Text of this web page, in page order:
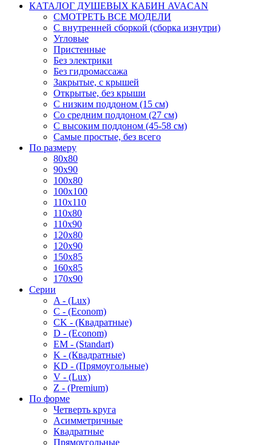
КАТАЛОГ ДУШЕВЫХ КАБИН AVACAN
СМОТРЕТЬ ВСЕ МОДЕЛИ
С внутренней сборкой (сборка изнутри)
Угловые
Пристенные
Без электрики
Без гидромассажа
Закрытые, с крышей
Открытые, без крыши
С низким поддоном (15 см)
Со средним поддоном (27 см)
С высоким поддоном (45-58 см)
Самые простые, без всего
По размеру
80x80
90x90
100x80
100x100
110x110
110x80
110x90
120x80
120x90
150x85
160x85
170x90
Серии
A - (Lux)
C - (Econom)
CK - (Квадратные)
D - (Econom)
EM - (Standart)
K - (Квадратные)
KD - (Прямоугольные)
V - (Lux)
Z - (Premium)
По форме
Четверть круга
Асимметричные
Квадратные
Прямоугольные